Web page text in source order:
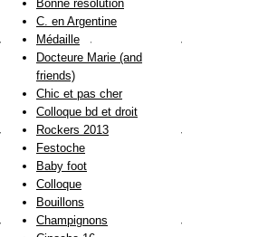
Bonne résolution
C. en Argentine
Médaille
Docteure Marie (and
friends)
Chic et pas cher
Colloque bd et droit
Rockers 2013
Festoche
Baby foot
Colloque
Bouillons
Champignons